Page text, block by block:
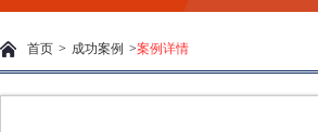
首页 > 成功案例 >案例详情